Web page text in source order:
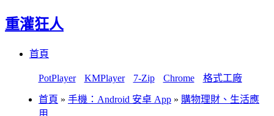
重灌狂人
首頁
PotPlayer KMPlayer 7-Zip Chrome 格式工廠
首頁 » 手機：Android 安卓 App » 購物理財、生活應
用